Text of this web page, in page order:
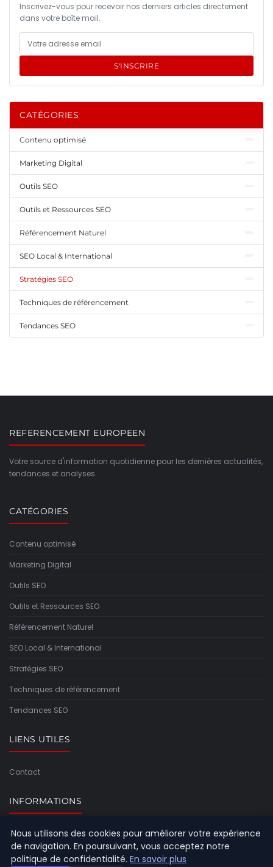
Inscrivez-vous pour recevoir nos derniers articles directement
dans votre boîte mail.
S'INSCRIRE
CATÉGORIES
Contenu optimisé
Marketing Digital
Outils SEO
Outils et Ressources SEO
Référencement Naturel
SEO Local & International
Stratégies SEO
Techniques de référencement
Tendances SEO
REFERENCEMENT EUROPEEN
Votre source d'information quotidienne pour les dernières actualités,
tendances et analyses.
CATÉGORIES
Contenu optimisé
Marketing Digital
Outils SEO
Outils et Ressources SEO
Référencement Naturel
SEO Local & International
Stratégies SEO
Techniques de référencement
Tendances SEO
LIENS UTILES
Contact
INFORMATIONS
Plan du site
Nous utilisons des cookies pour améliorer votre expérience
de navigation. En poursuivant, vous acceptez notre
politique de confidentialité. En savoir plus